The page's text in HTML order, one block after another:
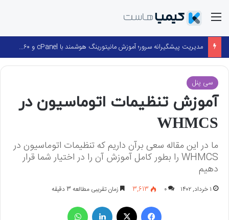
مدیریت پیشگیرانه سرور؛ آموزش مانیتورینگ هوشمند با cPanel و ۳۶۰ Monitoring
سی پنل
آموزش تنظیمات اتوماسیون در
WHMCS
ما در این مقاله سعی برآن داریم که تنظیمات اتوماسیون در
WHMCS را بطور کامل آموزش آن را در اختیار شما قرار
دهیم
۱ خرداد, ۱۴۰۲ ۰ 3,613 زمان تقریبی مطالعه 3 دقیقه